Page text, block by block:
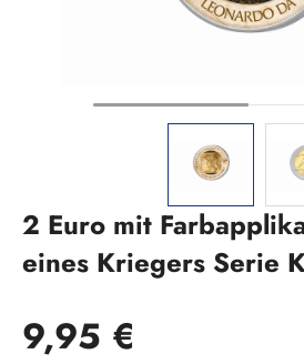
2 Euro mit
eines Kriegers Serie
Regulärer Preis:
9,95 €